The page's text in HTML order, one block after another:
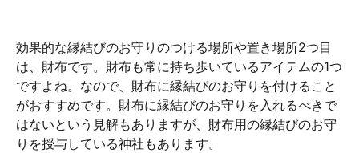
効果的な縁結びのお守りのつける場所や置き場所2つ目
は、財布です。財布も常に持ち歩いているアイテムの1つ
ですよね。なので、財布に縁結びのお守りを付けること
がおすすめです。財布に縁結びのお守りを入れるべきで
はないという見解もありますが、財布用の縁結びのお守
りを授与している神社もあります。